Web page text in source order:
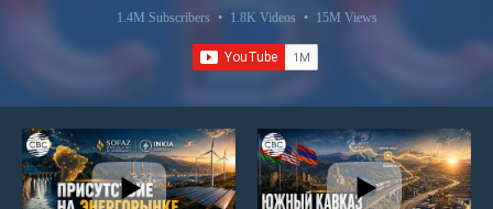
1.4M Subscribers • 1.8K Videos • 15M Views